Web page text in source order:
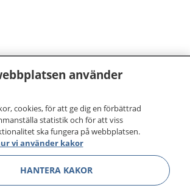
om din hälsa och vård
använder
cookies, för att ge dig en förbättrad
statistik och för att viss
ska fungera på webbplatsen.
vi använder kakor
HANTERA KAKOR